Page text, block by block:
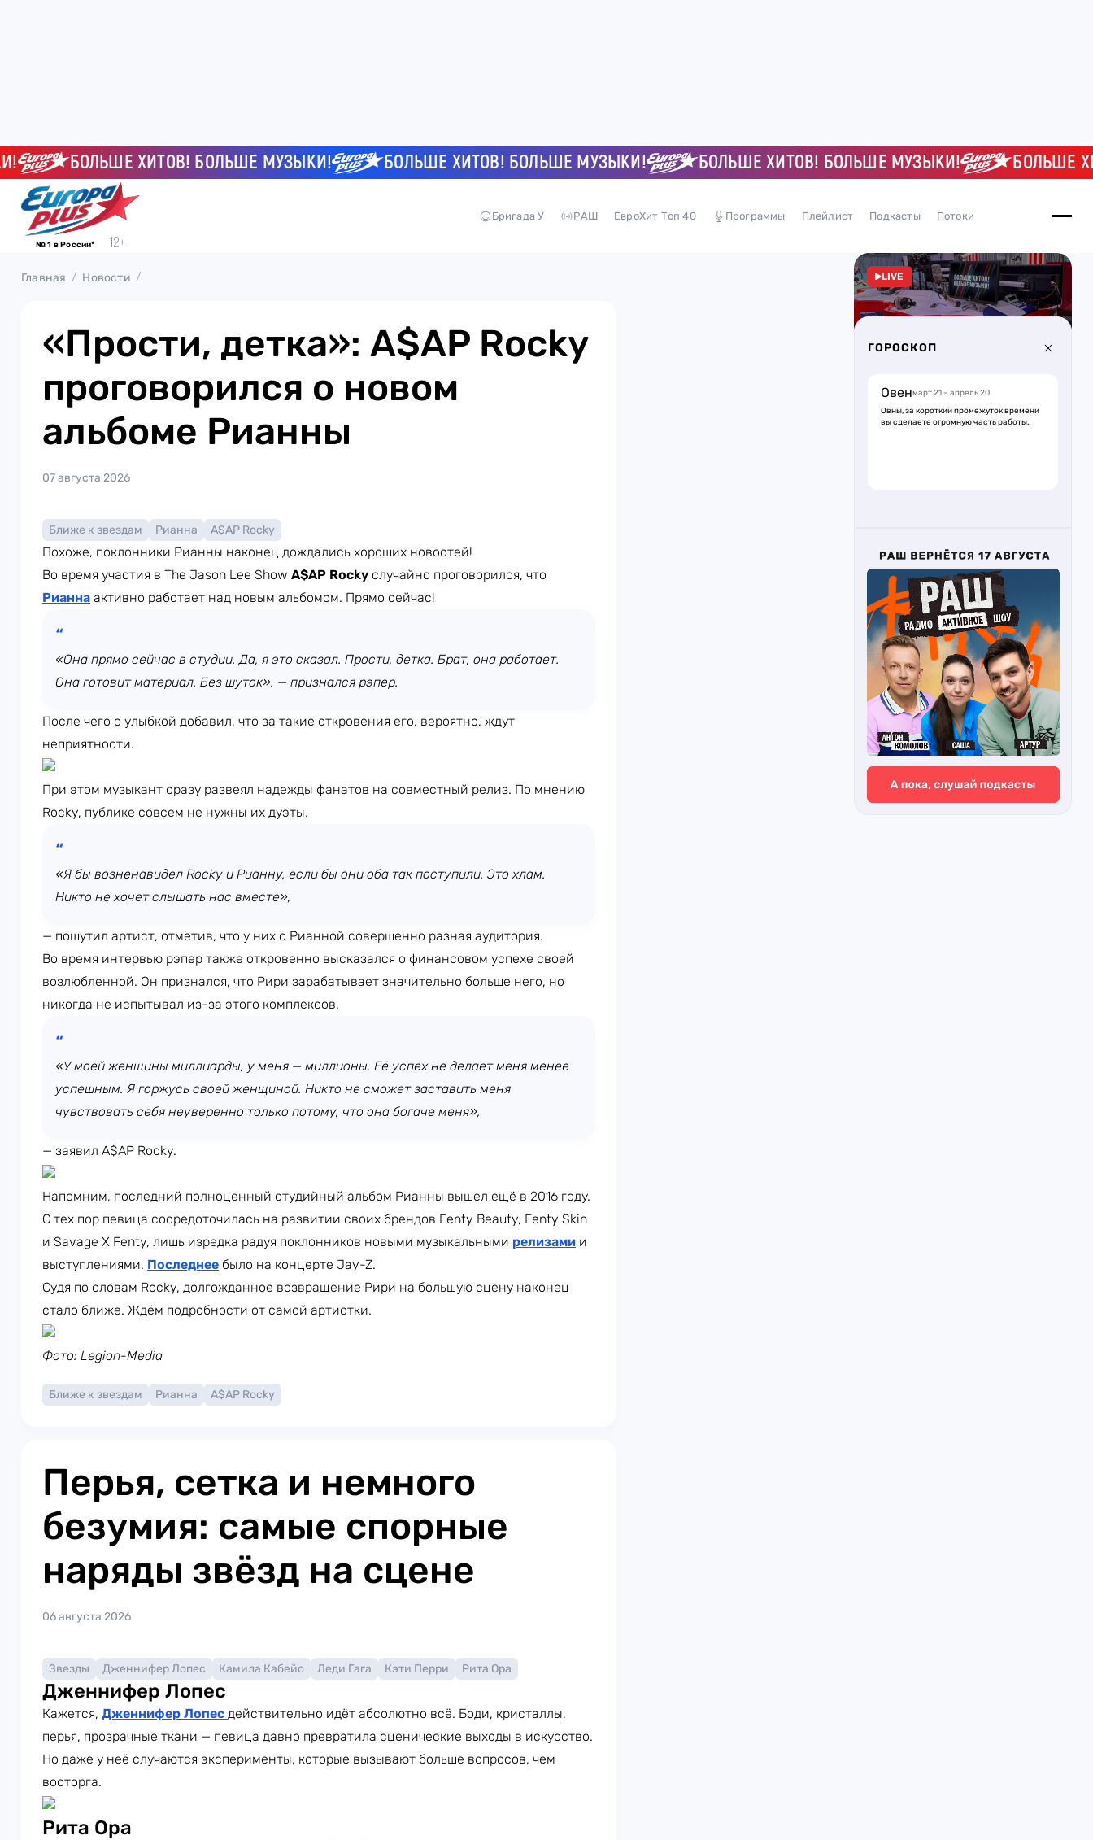
БОЛЬШЕ ХИТОВ! БОЛЬШЕ МУЗЫКИ! БОЛЬШЕ ХИТОВ! БОЛЬШЕ МУЗЫКИ! БОЛЬШЕ ХИТОВ! БОЛЬШЕ МУЗЫКИ! БОЛЬШЕ
№ 1 в России*
Бригада У РАШ ЕвроХит Топ 40 Программы Плейлист Подкасты Потоки
Главная Новости
«Прости, детка»: A$AP Rocky
проговорился о новом
альбоме Рианны
07 августа 2026
Ближе к звездам Рианна A$AP Rocky
Похоже, поклонники Рианны наконец дождались хороших новостей!
Во время участия в The Jason Lee Show A$AP Rocky случайно проговорился, что
Рианна активно работает над новым альбомом. Прямо сейчас!
«Она прямо сейчас в студии. Да, я это сказал. Прости, детка. Брат, она работает.
Она готовит материал. Без шуток», — признался рэпер.
После чего с улыбкой добавил, что за такие откровения его, вероятно, ждут
неприятности.
При этом музыкант сразу развеял надежды фанатов на совместный релиз. По мнению
Rocky, публике совсем не нужны их дуэты.
«Я бы возненавидел Rocky и Рианну, если бы они оба так поступили. Это хлам.
Никто не хочет слышать нас вместе»,
— пошутил артист, отметив, что у них с Рианной совершенно разная аудитория.
Во время интервью рэпер также откровенно высказался о финансовом успехе своей
возлюбленной. Он признался, что Рири зарабатывает значительно больше него, но
никогда не испытывал из-за этого комплексов.
«У моей женщины миллиарды, у меня — миллионы. Её успех не делает меня менее
успешным. Я горжусь своей женщиной. Никто не сможет заставить меня
чувствовать себя неуверенно только потому, что она богаче меня»,
— заявил A$AP Rocky.
Напомним, последний полноценный студийный альбом Рианны вышел ещё в 2016 году.
С тех пор певица сосредоточилась на развитии своих брендов Fenty Beauty, Fenty Skin
и Savage X Fenty, лишь изредка радуя поклонников новыми музыкальными релизами и
выступлениями. Последнее было на концерте Jay-Z.
Судя по словам Rocky, долгожданное возвращение Рири на большую сцену наконец
стало ближе. Ждём подробности от самой артистки.
Фото: Legion-Media
Ближе к звездам Рианна A$AP Rocky
Перья, сетка и немного
безумия: самые спорные
наряды звёзд на сцене
06 августа 2026
Звезды Дженнифер Лопес Камила Кабейо Леди Гага Кэти Перри Рита Ора
Дженнифер Лопес
Кажется, Дженнифер Лопес действительно идёт абсолютно всё. Боди, кристаллы,
перья, прозрачные ткани — певица давно превратила сценические выходы в искусство.
Но даже у неё случаются эксперименты, которые вызывают больше вопросов, чем
восторга.
Рита Ора
LIVE
ГОРОСКОП
Овенмарт 21 – апрель 20
Овны, за короткий промежуток времени
вы сделаете огромную часть работы.